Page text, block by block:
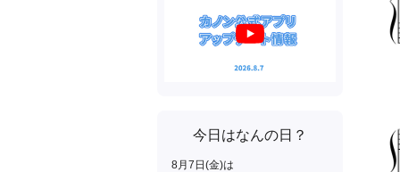
今日はなんの日？
8月 7 日(金)は